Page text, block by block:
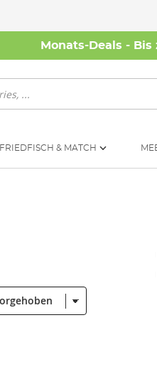
Monats-Deals - Bis
FRIEDFISCH & MATCH